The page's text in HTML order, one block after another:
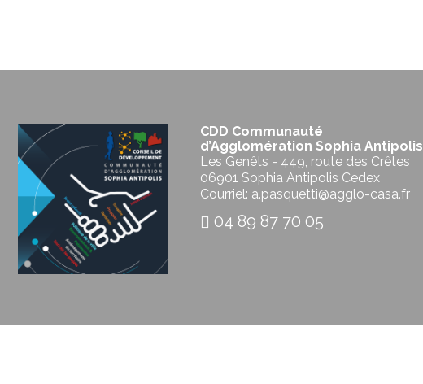
CDD Communauté
d’Agglomération Sophia Antipolis
Les Genêts - 449, route des Crêtes
06901 Sophia Antipolis Cedex
Courriel: a.pasquetti@agglo-casa.fr
04 89 87 70 05